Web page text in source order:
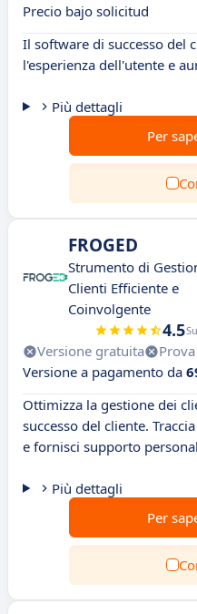
Precio bajo solicitud
Il software di successo del
l'esperienza dell'utente e
Più dettagli
Per
FROGED
Strumento di
Clienti Efficiente e
Coinvolgente
4.5
Versione gratuita
Versione a pagamento da
Ottimizza la gestione dei
successo del cliente.
e fornisci supporto
Più dettagli
Per